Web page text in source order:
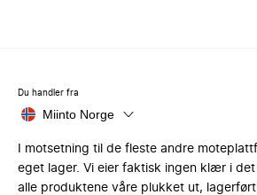
Du handler fra
Miinto Norge
I motsetning til de fleste andre
eget lager. Vi eier faktisk ingen klær i
alle produktene våre plukket ut,